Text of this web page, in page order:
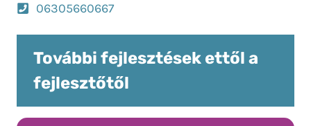
06305660667
További fejlesztések ettől a
fejlesztőtől